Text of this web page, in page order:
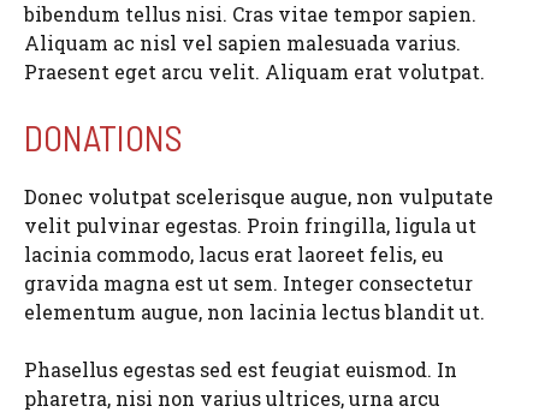
bibendum tellus nisi. Cras vitae tempor sapien.
Aliquam ac nisl vel sapien malesuada varius.
Praesent eget arcu velit. Aliquam erat volutpat.
DONATIONS
Donec volutpat scelerisque augue, non vulputate
velit pulvinar egestas. Proin fringilla, ligula ut
lacinia commodo, lacus erat laoreet felis, eu
gravida magna est ut sem. Integer consectetur
elementum augue, non lacinia lectus blandit ut.
Phasellus egestas sed est feugiat euismod. In
pharetra, nisi non varius ultrices, urna arcu